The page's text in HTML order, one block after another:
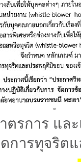
รการ แล
การทุจริต